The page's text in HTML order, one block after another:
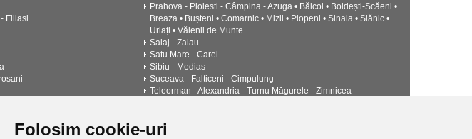
Folosim cookie-uri
Filiasi
Marmatiei - Viseu de
Prahova - Ploiesti - Câmpina - Azuga • Băicoi • Boldești-Scăeni •
Breaza • Bușteni • Comarnic • Mizil • Plopeni • Sinaia • Slănic •
Urlați • Vălenii de Munte
Salaj - Zalau
Satu Mare - Carei
Sibiu - Medias
Suceava - Falticeni - Cimpulung
Teleorman - Alexandria - Turnu Măgurele - Zimnicea -
Valcea - Drăgășani - Râmnicu Vâlcea - Băile Govora • Băile